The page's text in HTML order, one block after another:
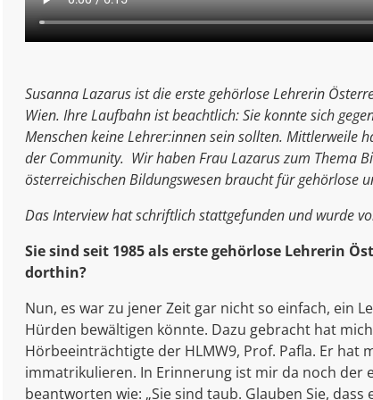
Susanna Lazarus ist die erste gehörlose Lehrerin
Wien. Ihre Laufbahn ist beachtlich: Sie konnte sich
Menschen keine Lehrer:innen sein sollten. Mittlerweile
der Community. Wir haben Frau Lazarus zum Thema
österreichischen Bildungswesen braucht für gehörlose
Das Interview hat schriftlich stattgefunden und wurde
Sie sind seit 1985 als erste gehörlose Lehrerin
dorthin?
Nun, es war zu jener Zeit gar nicht so einfach, ein
Hürden bewältigen könnte. Dazu gebracht hat
Hörbeeinträchtigte der HLMW9, Prof. Pafla. Er hat
immatrikulieren. In Erinnerung ist mir da noch der
beantworten wie: „Sie sind taub. Glauben Sie,